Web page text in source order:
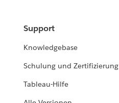
Support
Knowledgebase
Schulung und Zertifizierung
Tableau-Hilfe